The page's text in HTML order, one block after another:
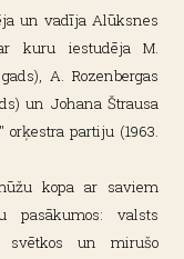
un vadīja Alūksnes
kuru iestudēja M.
A. Rozenbergas
un Johana Štrausa
partiju (1963.
kopa ar saviem
pasākumos: valsts
svētkos un mirušo